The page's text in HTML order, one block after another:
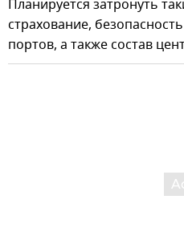
Планируется затронуть
страхование,
портов, а также состав